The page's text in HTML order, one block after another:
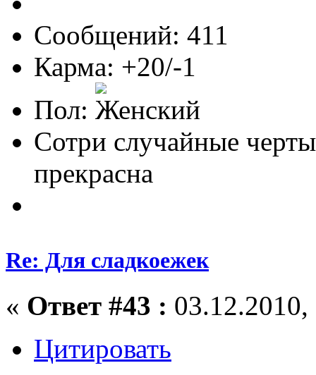
Сообщений: 411
Карма: +20/-1
Пол:
Сотри случайные
прекрасна
Re: Для сладкоежек
« Ответ #43 :
Цитировать